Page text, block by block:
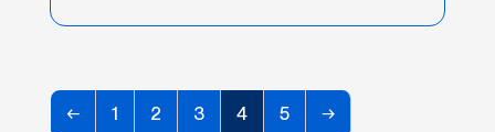
← 1 2 3 4 5 →